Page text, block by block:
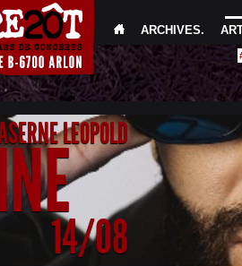
ARCHIVES.
LEOPOLD
14/08